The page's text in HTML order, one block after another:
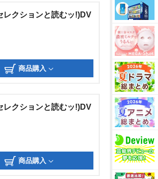
レクションと読むッ!)DV
商品購入
レクションと読むッ!)DV
商品購入